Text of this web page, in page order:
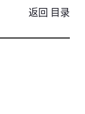
返回 目录